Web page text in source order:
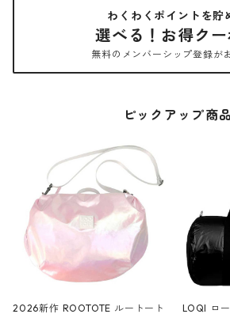
わくわくポイントを貯
選べる！お得クー
無料のメンバーシップ登録が
ピックアップ商品
2026新作 ROOTOTE ルートート LOQI ロ